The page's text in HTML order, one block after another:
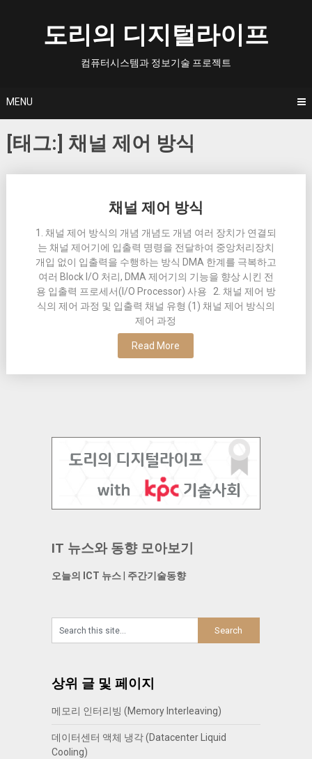
도리의 디지털라이프
컴퓨터시스템과 정보기술 프로젝트
MENU
[태그:] 채널 제어 방식
채널 제어 방식
1. 채널 제어 방식의 개념 개념도 개념 여러 장치가 연결되
는 채널 제어기에 입출력 명령을 전달하여 중앙처리장치
개입 없이 입출력을 수행하는 방식 DMA 한계를 극복하고
여러 Block I/O 처리, DMA 제어기의 기능을 향상 시킨 전
용 입출력 프로세서(I/O Processor) 사용 2. 채널 제어 방
식의 제어 과정 및 입출력 채널 유형 (1) 채널 제어 방식의
제어 과정
Read More
IT 뉴스와 동향 모아보기
오늘의 ICT 뉴스| 주간기술동향
상위 글 및 페이지
메모리 인터리빙 (Memory Interleaving)
데이터센터 액체 냉각 (Datacenter Liquid
Cooling)